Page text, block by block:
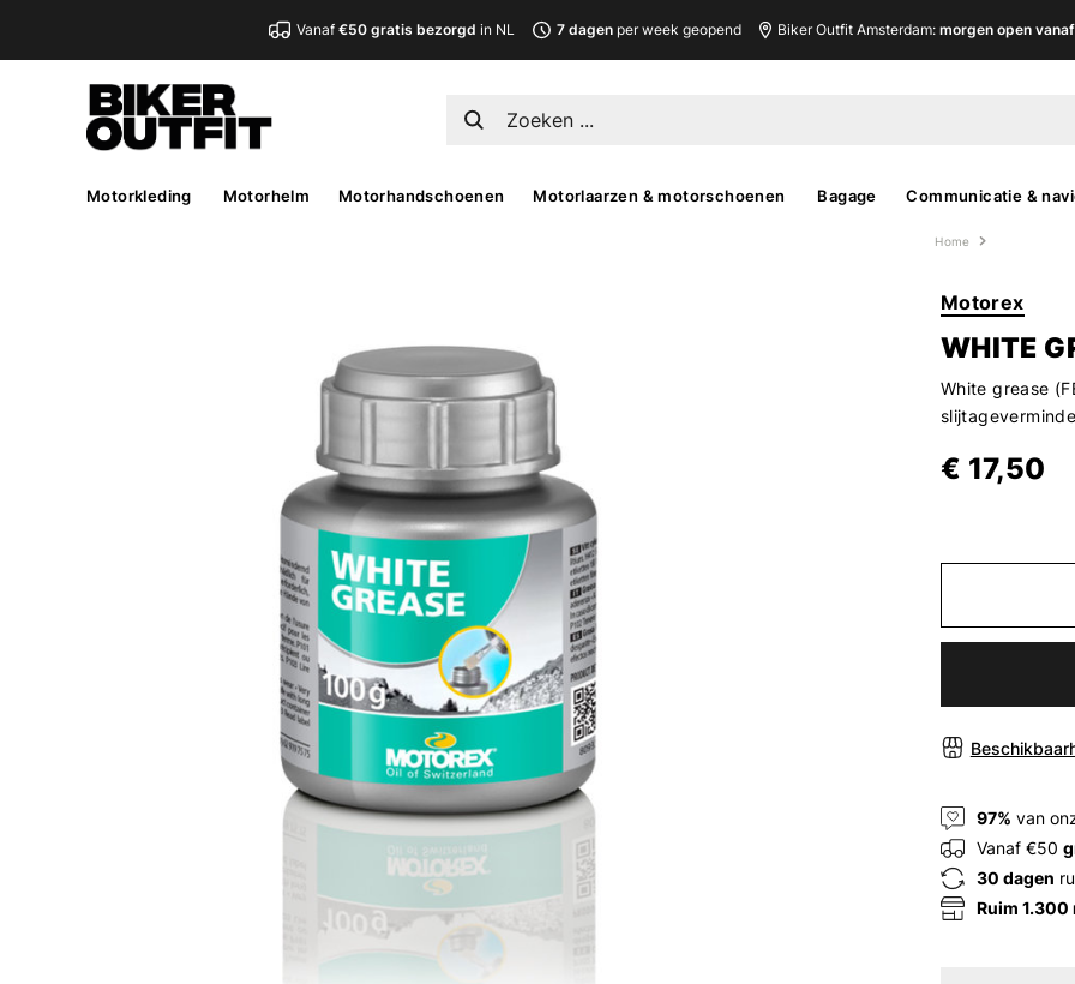
Vanaf€50 gratis bezorgd in NL 7 dagenper week geopend Biker Outfit Amsterdam: morgen open
Motorkleding Motorhelm Motorhandschoenen Motorlaarzen & motorschoenen Bagage Communicatie &
Home
Motorex
WHITE
White grease
€ 17,50
97% van
Vanaf €50
30 dagen
Ruim 1.300